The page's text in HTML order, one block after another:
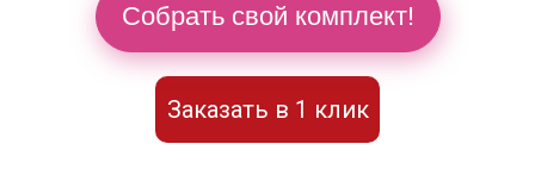
Собрать свой комплект!
Заказать в 1 клик